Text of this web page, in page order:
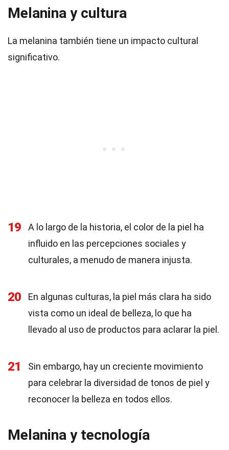
Melanina y cultura
La melanina también tiene un impacto cultural
significativo.
19
A lo largo de la historia, el color de la piel ha
influido en las percepciones sociales y
culturales, a menudo de manera injusta.
20
En algunas culturas, la piel más clara ha sido
vista como un ideal de belleza, lo que ha
llevado al uso de productos para aclarar la piel.
21
Sin embargo, hay un creciente movimiento
para celebrar la diversidad de tonos de piel y
reconocer la belleza en todos ellos.
Melanina y tecnología